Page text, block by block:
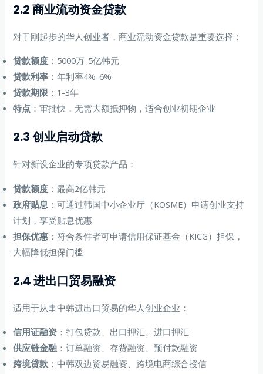
2.2 商业流动资金贷款
对于刚起步的华人创业者，商业流动资金贷款是重要选择：
贷款额度 ：5000万-5亿韩元
贷款利率 ：年利率4%-6%
贷款期限 ：1-3年
特点 ：审批快，无需大额抵押物，适合创业初期企业
2.3 创业启动贷款
针对新设企业的专项贷款产品：
贷款额度 ：最高2亿韩元
政府贴息 ：可通过韩国中小企业厅（KOSME）申请创业支持
计划，享受贴息优惠
担保优惠 ：符合条件者可申请信用保证基金（KICG）担保，
大幅降低担保门槛
2.4 进出口贸易融资
适用于从事中韩进出口贸易的华人创业企业：
信用证融资 ：打包贷款、出口押汇、进口押汇
供应链金融 ：订单融资、存货融资、预付款融资
跨境贷款 ：中韩双边贸易融资、跨境电商综合授信